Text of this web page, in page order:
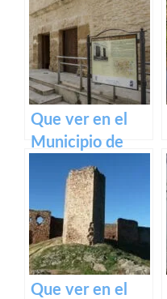
Que ver en el
Municipio de
Argamasilla de
Alba en Castilla
La Mancha
Que ver en el